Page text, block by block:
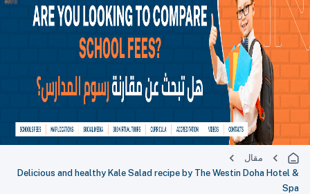
مقال
Delicious and healthy Kale Salad recipe by The Westin Doha Hotel &
Spa